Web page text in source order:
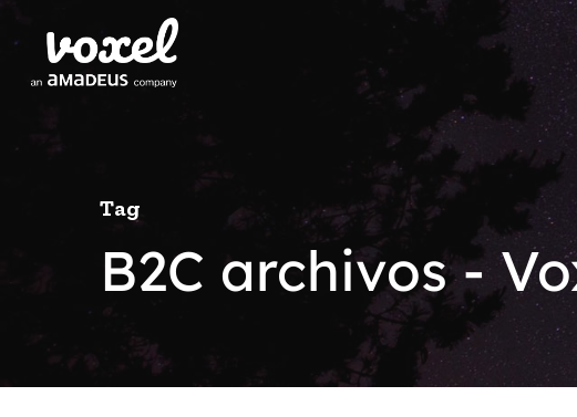
Tag
B2C archivos -